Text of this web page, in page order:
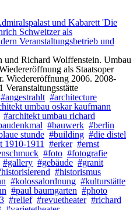
und Kabarett 'Die
Schweitzer als
Veranstaltungsbetrieb und
Richard Wolffenstein. Umbau
als Staatsoper
Wiedereröffnung 2006. 2008-
Veranstaltungsstätte
#angestrahlt #architecture
umbau oskar kaufmann
#architekt umbau richard
#bauwerk #berlin
stunde #building #die distel
1910-1911 #erker #ernst
#foto #fotografie
#gallery #gebäude #granit
#historismus
#kolossalordnung #kulturstätte
#paul baumgarten #photo
#relief #revuetheater #richard